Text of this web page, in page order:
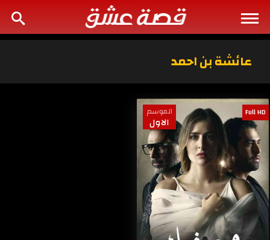
عائشة بن احمد
Full HD الموسم
الاول